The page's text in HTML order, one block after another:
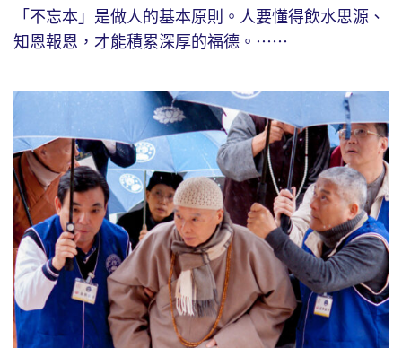
「不忘本」是做人的基本原則。人要懂得飲水思源、
知恩報恩，才能積累深厚的福德。⋯⋯